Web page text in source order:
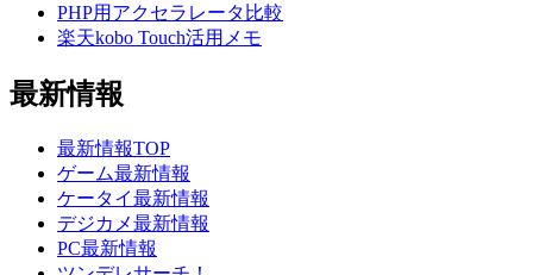
PHP用アクセラレータ比較
楽天kobo Touch活用メモ
最新情報
最新情報TOP
ゲーム最新情報
ケータイ最新情報
デジカメ最新情報
PC最新情報